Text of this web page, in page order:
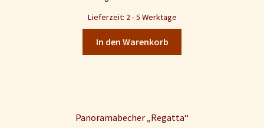
Lieferzeit: 2 - 5 Werktage
In den Warenkorb
Panoramabecher „Regatta“